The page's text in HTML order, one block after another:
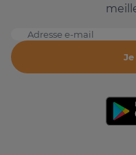
Adresse e-mail